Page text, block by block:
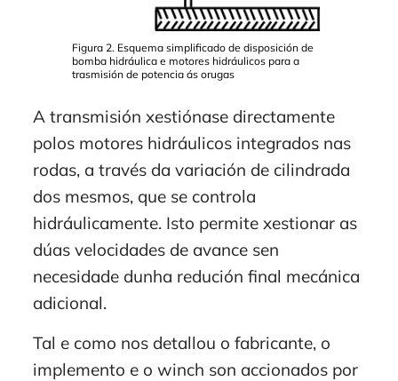
Figura 2. Esquema simplificado de disposición de
bomba hidráulica e motores hidráulicos para a
trasmisión de potencia ás orugas
A transmisión xestiónase directamente
polos motores hidráulicos integrados nas
rodas, a través da variación de cilindrada
dos mesmos, que se controla
hidráulicamente. Isto permite xestionar as
dúas velocidades de avance sen
necesidade dunha redución final mecánica
adicional.
Tal e como nos detallou o fabricante, o
implemento e o winch son accionados por